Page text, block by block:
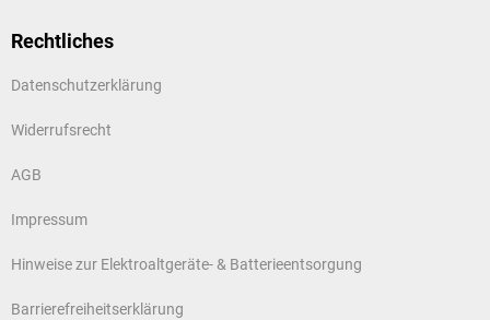
Rechtliches
Datenschutzerklärung
Widerrufsrecht
AGB
Impressum
Hinweise zur Elektroaltgeräte- & Batterieentsorgung
Barrierefreiheitserklärung